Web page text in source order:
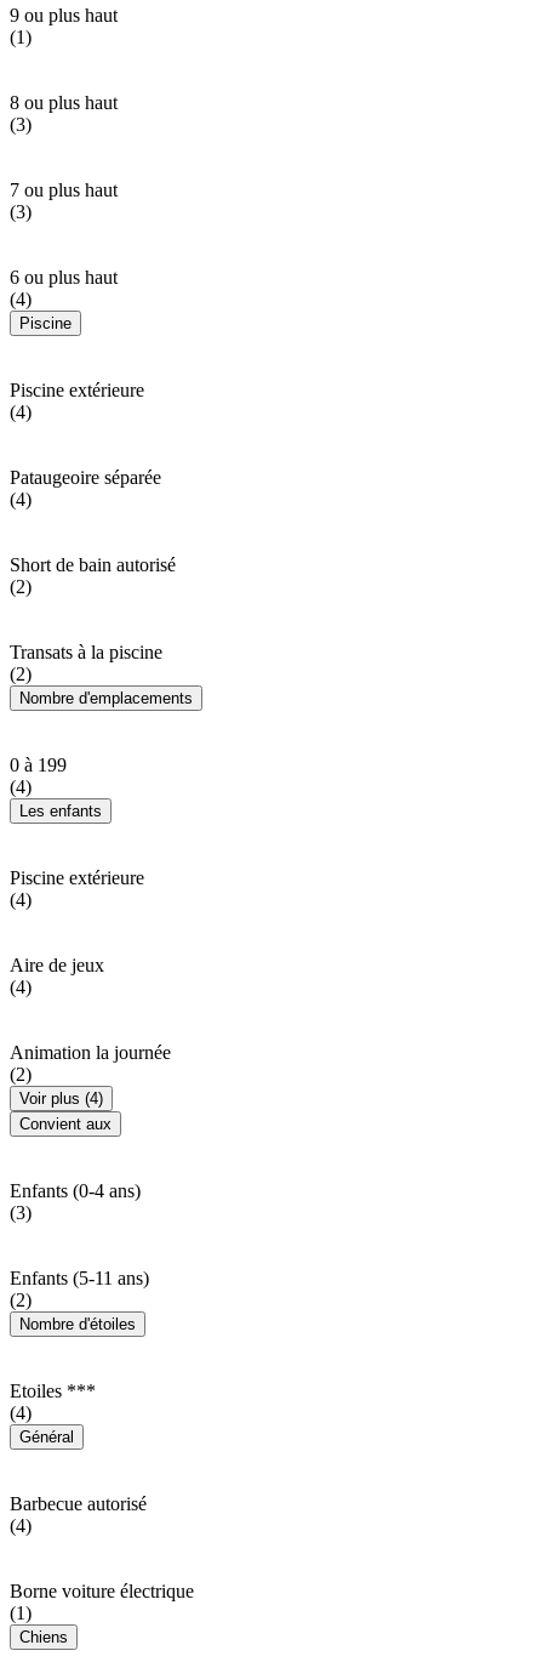
9 ou plus haut
(1)
8 ou plus haut
(3)
7 ou plus haut
(3)
6 ou plus haut
(4)
Piscine
Piscine extérieure
(4)
Pataugeoire séparée
(4)
Short de bain autorisé
(2)
Transats à la piscine
(2)
Nombre d'emplacements
0 à 199
(4)
Les enfants
Piscine extérieure
(4)
Aire de jeux
(4)
Animation la journée
(2)
Voir plus (4)
Convient aux
Enfants (0-4 ans)
(3)
Enfants (5-11 ans)
(2)
Nombre d'étoiles
Etoiles ***
(4)
Général
Barbecue autorisé
(4)
Borne voiture électrique
(1)
Chiens